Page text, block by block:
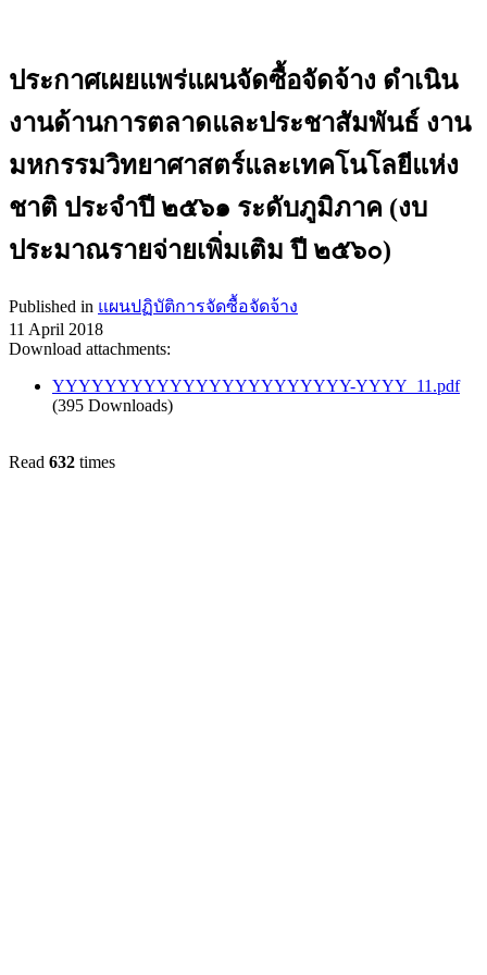
ประกาศเผยแพร่แผนจัดซื้อจัดจ้าง ดำเนิน
งานด้านการตลาดและประชาสัมพันธ์ งาน
มหกรรมวิทยาศาสตร์และเทคโนโลยีแห่ง
ชาติ ประจำปี ๒๕๖๑ ระดับภูมิภาค (งบ
ประมาณรายจ่ายเพิ่มเติม ปี ๒๕๖๐)
Published in แผนปฏิบัติการจัดซื้อจัดจ้าง
11 April 2018
Download attachments:
YYYYYYYYYYYYYYYYYYYYYYY-YYYY_11.pdf
(395 Downloads)
Read 632 times